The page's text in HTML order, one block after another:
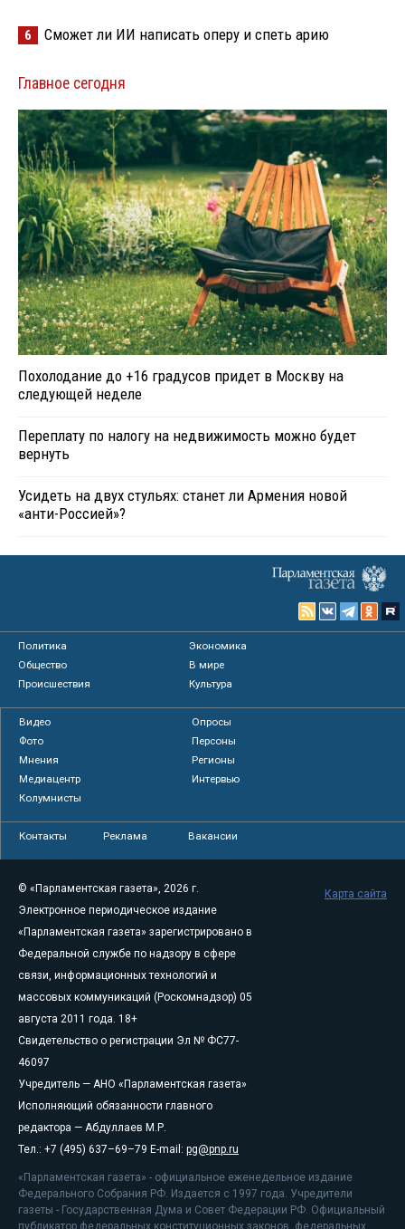
6 Сможет ли ИИ написать оперу и спеть арию
Главное сегодня
Похолодание до +16 градусов придет в Москву на
следующей неделе
Переплату по налогу на недвижимость можно будет
вернуть
Усидеть на двух стульях: станет ли Армения новой
«анти-Россией»?
Политика
Экономика
Общество
В мире
Происшествия
Культура
Видео
Опросы
Фото
Персоны
Мнения
Регионы
Медиацентр
Интервью
Колумнисты
Контакты Реклама Вакансии
© «Парламентская газета», 2026 г.
Электронное периодическое издание
«Парламентская газета» зарегистрировано в
Федеральной службе по надзору в сфере
связи, информационных технологий и
массовых коммуникаций (Роскомнадзор) 05
августа 2011 года. 18+
Свидетельство о регистрации Эл № ФС77-
46097
Учредитель — АНО «Парламентская газета»
Исполняющий обязанности главного
редактора — Абдуллаев М.Р.
Тел.: +7 (495) 637–69–79 E-mail: pg@pnp.ru
«Парламентская газета» - официальное еженедельное издание
Федерального Собрания РФ. Издается с 1997 года. Учредители
газеты - Государственная Дума и Совет Федерации РФ. Официальный
публикатор федеральных конституционных законов, федеральных
Карта сайта